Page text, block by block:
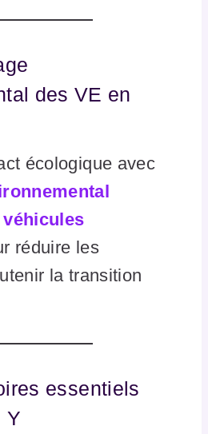
des VE en
écologique avec
réduire les
la transition
essentiels
Y